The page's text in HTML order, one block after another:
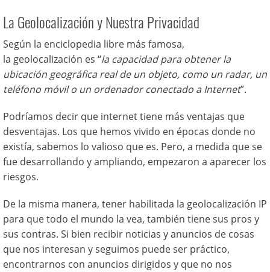
La Geolocalización y Nuestra Privacidad
Según la enciclopedia libre más famosa,
la geolocalización es “la capacidad para obtener la
ubicación geográfica real de un objeto, como un radar, un
teléfono móvil o un ordenador conectado a Internet”.
Podríamos decir que internet tiene más ventajas que
desventajas. Los que hemos vivido en épocas donde no
existía, sabemos lo valioso que es. Pero, a medida que se
fue desarrollando y ampliando, empezaron a aparecer los
riesgos.
De la misma manera, tener habilitada la geolocalización IP
para que todo el mundo la vea, también tiene sus pros y
sus contras. Si bien recibir noticias y anuncios de cosas
que nos interesan y seguimos puede ser práctico,
encontrarnos con anuncios dirigidos y que no nos